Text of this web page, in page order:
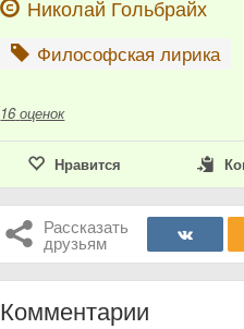
Николай Гольбрайх
Философская лирика
16 оценок
Нравится
Рассказать
друзьям
Комментарии